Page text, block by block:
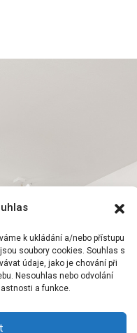
k ukládání a/nebo přístupu
soubory cookies. Souhlas s
údaje, jako je chování při
Nesouhlas nebo odvolání
a funkce.
se
realit
Stavte se na